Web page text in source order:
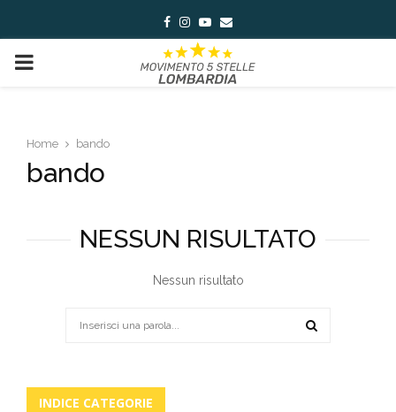
Facebook
Instagram
Youtube
Email
PRIMARY
Home bando
bando
NESSUN RISULTATO
Nessun risultato
INDICE CATEGORIE